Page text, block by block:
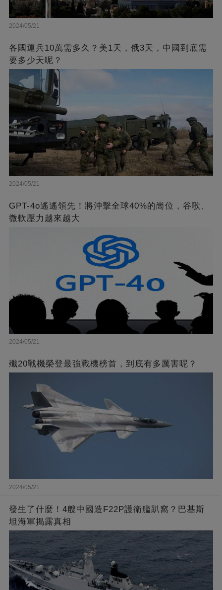
2024/05/21
各國運兵10萬需多久？美1天，俄3天，中國到底需
要多少天呢？
2024/05/21
GPT-4o遙遙領先！將沖擊全球40%的崗位，谷歌、
微軟壓力越來越大
2024/05/21
殲20戰機榮登最強戰機榜首，到底有多厲害呢？
2024/05/21
發生了什麼！4艘中國造F22P護衛艦趴窩？巴基斯
坦海軍揭露真相